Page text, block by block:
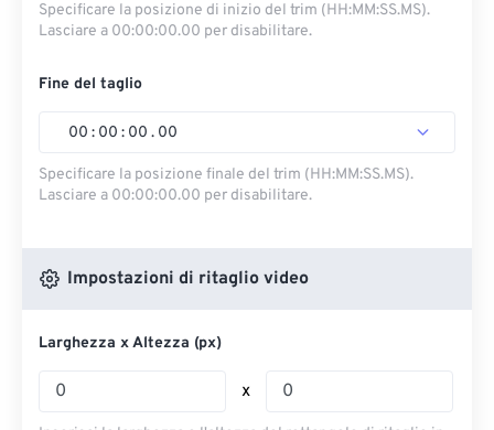
Specificare la posizione di inizio del trim (HH:MM:SS.MS).
Lasciare a 00:00:00.00 per disabilitare.
Fine del taglio
00 : 00 : 00 . 00
Specificare la posizione finale del trim (HH:MM:SS.MS).
Lasciare a 00:00:00.00 per disabilitare.
Impostazioni di ritaglio video
Larghezza x Altezza (px)
x